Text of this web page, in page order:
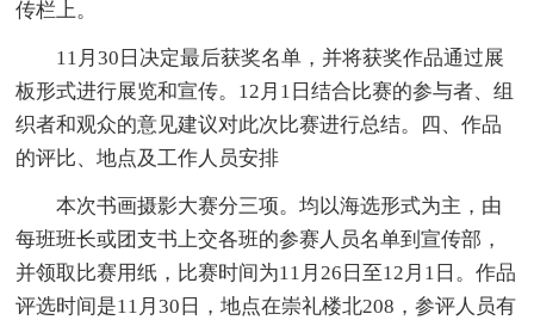
传栏上。
11月30日决定最后获奖名单，并将获奖作品通过展
板形式进行展览和宣传。12月1日结合比赛的参与者、组
织者和观众的意见建议对此次比赛进行总结。四、作品
的评比、地点及工作人员安排
本次书画摄影大赛分三项。均以海选形式为主，由
每班班长或团支书上交各班的参赛人员名单到宣传部，
并领取比赛用纸，比赛时间为11月26日至12月1日。作品
评选时间是11月30日，地点在崇礼楼北208，参评人员有